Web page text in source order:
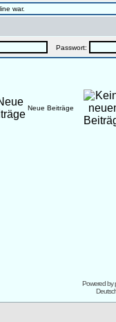
war.
Passwort:
Neue Beiträge
Powered by